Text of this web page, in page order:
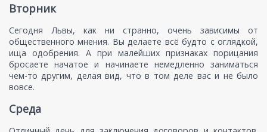
Вторник
Сегодня Львы, как ни странно, очень зависимы от
общественного мнения. Вы делаете всё будто с оглядкой,
ища одобрения. А при малейших признаках порицания
бросаете начатое и начинаете немедленно заниматься
чем-то другим, делая вид, что в том деле вас и не было
вовсе.
Среда